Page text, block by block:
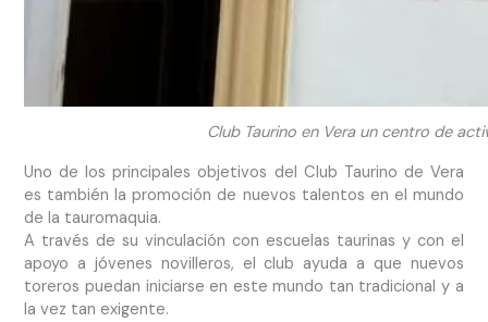
Club Taurino en Vera un centro de
Uno de los principales objetivos del Club Taurino de Vera
es también la promoción de nuevos talentos en el mundo
de la tauromaquia.
A través de su vinculación con escuelas taurinas y con el
apoyo a jóvenes novilleros, el club ayuda a que nuevos
toreros puedan iniciarse en este mundo tan tradicional y a
la vez tan exigente.